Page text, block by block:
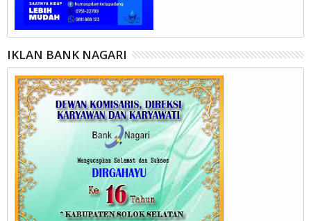
IKLAN BANK NAGARI